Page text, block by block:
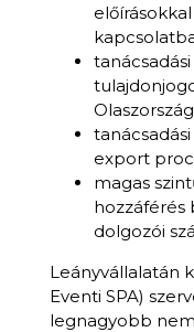
export
magas
hozzáférés
dolgozói
Leányvállalatán
Eventi SPA)
legnagyobb